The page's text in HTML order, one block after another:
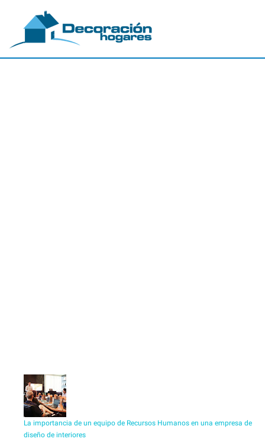
La importancia de un equipo de Recursos Humanos en una empresa de
diseño de interiores